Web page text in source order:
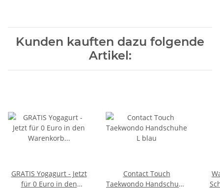
Kunden kauften dazu folgende
Artikel:
GRATIS Yogagurt - Jetzt
für 0 Euro in den
Contact Touch
Taekwondo Handschuhe